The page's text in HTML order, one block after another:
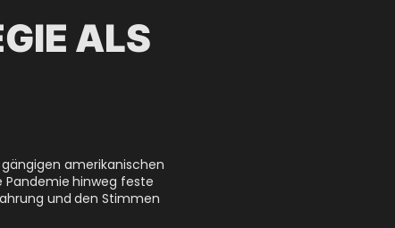
ALS
amerikanischen
Pandemie hinweg feste
und den Stimmen